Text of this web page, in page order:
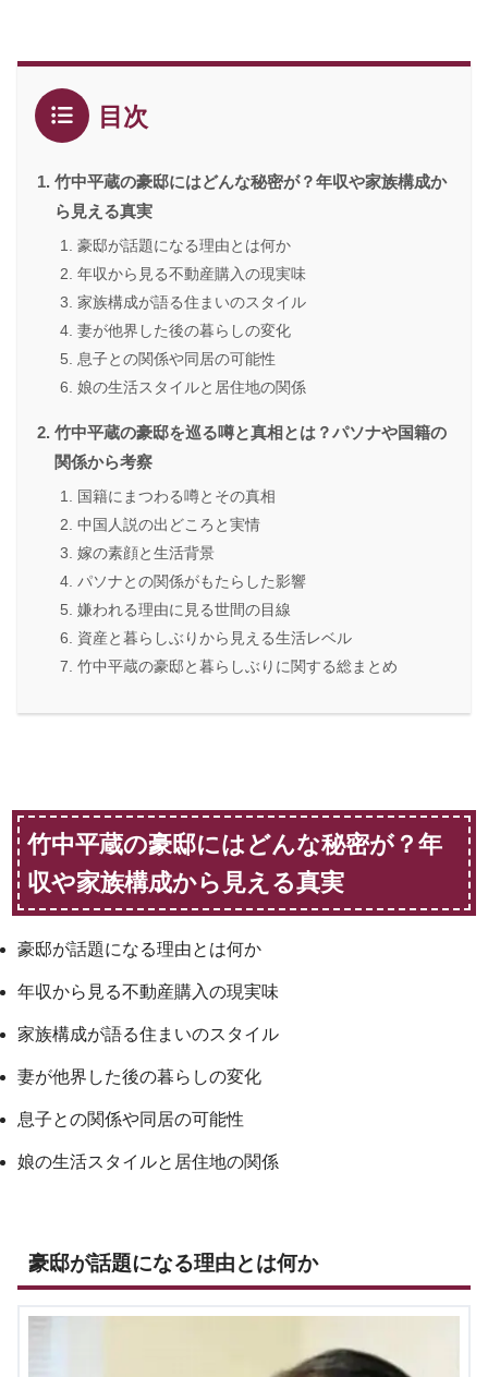
目次
竹中平蔵の豪邸にはどんな秘密が？年収や家族構成か
ら見える真実
豪邸が話題になる理由とは何か
年収から見る不動産購入の現実味
家族構成が語る住まいのスタイル
妻が他界した後の暮らしの変化
息子との関係や同居の可能性
娘の生活スタイルと居住地の関係
竹中平蔵の豪邸を巡る噂と真相とは？パソナや国籍の
関係から考察
国籍にまつわる噂とその真相
中国人説の出どころと実情
嫁の素顔と生活背景
パソナとの関係がもたらした影響
嫌われる理由に見る世間の目線
資産と暮らしぶりから見える生活レベル
竹中平蔵の豪邸と暮らしぶりに関する総まとめ
竹中平蔵の豪邸にはどんな秘密が？年
収や家族構成から見える真実
豪邸が話題になる理由とは何か
年収から見る不動産購入の現実味
家族構成が語る住まいのスタイル
妻が他界した後の暮らしの変化
息子との関係や同居の可能性
娘の生活スタイルと居住地の関係
豪邸が話題になる理由とは何か